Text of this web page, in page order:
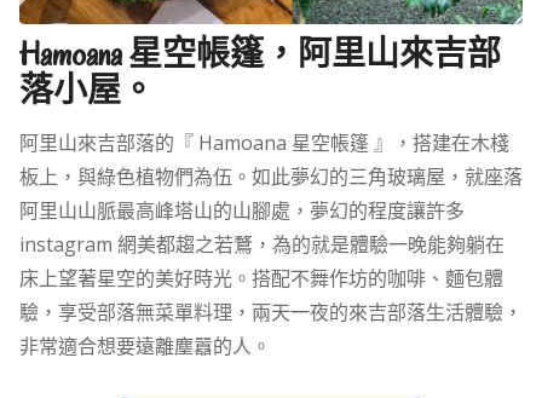
Hamoana 星空帳篷，阿里山來吉部
落小屋。
阿里山來吉部落的『 Hamoana 星空帳篷 』，搭建在木棧
板上，與綠色植物們為伍。如此夢幻的三角玻璃屋，就座落
阿里山山脈最高峰塔山的山腳處，夢幻的程度讓許多
instagram 網美都趨之若鶩，為的就是體驗一晚能夠躺在
床上望著星空的美好時光。搭配不舞作坊的咖啡、麵包體
驗，享受部落無菜單料理，兩天一夜的來吉部落生活體驗，
非常適合想要遠離塵囂的人。